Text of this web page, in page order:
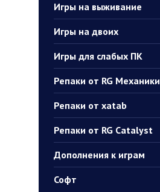
Игры на выживание
Игры на двоих
Игры для слабых ПК
Репаки от RG Механики
Репаки от xatab
Репаки от RG Catalyst
Дополнения к играм
Софт